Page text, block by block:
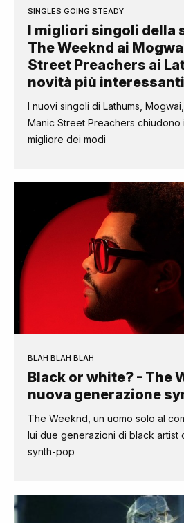
SINGLES GOING STEADY
I migliori singoli della
The Weeknd ai
Street Preachers ai
novità più interessanti
I nuovi singoli di Lathums,
Manic Street Preachers
migliore dei modi
BLAH BLAH BLAH
Black or white? - The
nuova generazione
The Weeknd, un uomo solo al
lui due generazioni di black artist
synth-pop